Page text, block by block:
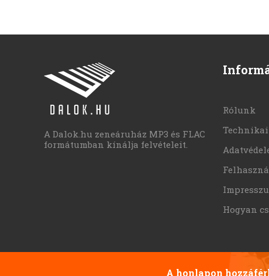
A Dalok.hu zeneáruház MP3 és FLAC
formátumban kínálja felvételeit.
Rólunk
Hogyan
A honlapon